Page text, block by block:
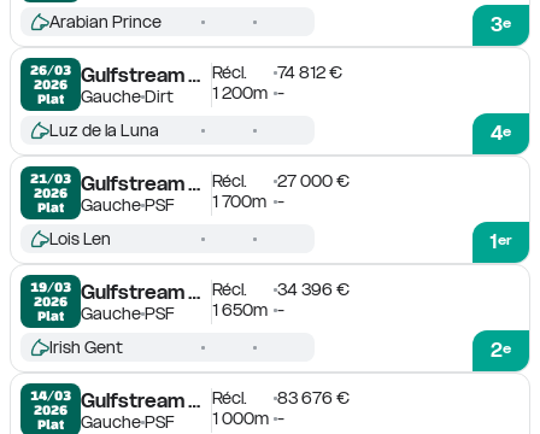
3e
Arabian Prince
26/03
2026
Plat
Gulfstream Park
GaucheDirt
Récl.
74 812 €
1 200m -
4e
Luz de la Luna
21/03
2026
Plat
Gulfstream Park
GauchePSF
Récl.
27 000 €
1 700m -
1er
Lois Len
19/03
2026
Plat
Gulfstream Park
GauchePSF
Récl.
34 396 €
1 650m -
2e
Irish Gent
14/03
2026
Plat
Gulfstream Park
GauchePSF
Récl.
83 676 €
1 000m -